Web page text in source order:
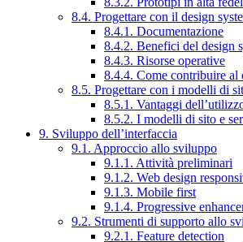
8.4. Progettare con il design
8.4.1. Documentazione
8.4.2. Benefici del design
8.4.3. Risorse operative
8.4.4. Come contribuire al
8.5. Progettare con i modelli di
8.5.1. Vantaggi
8.5.2. I modelli di sito e
9. Sviluppo dell’interfaccia
9.1. Approccio allo sviluppo
9.1.1. Attività preliminari
9.1.2. Web design
9.1.3. Mobile first
9.1.4. Progressive
9.2. Strumenti di supporto allo
9.2.1. Feature detection